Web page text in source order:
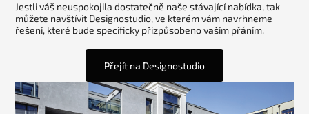
Jestli váš neuspokojila dostatečně naše stávající nabídka, tak
můžete navštívit Designostudio, ve kterém vám navrhneme
řešení, které bude specificky přizpůsobeno vaším přáním.
Přejít na Designostudio